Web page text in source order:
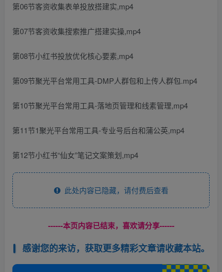
第06节客资收集表单投放搭建实,mp4
第07节客资收集搜索推广搭建实操,mp4
第08节小红书投放优化核心要素,mp4
第09节聚光平台常用工具-DMP人群包和上传人群包.mp4
第10节聚光平台常用工具-落地页管理和线素管理,mp4
第11节1聚光平台常用工具-专业号后台和蒲公英,mp4
第12节小红书“仙女”笔记文案策划,mp4
此处内容已隐藏，请付费后查看
------本页内容已结束，喜欢请分享------
感谢您的来访，获取更多精彩文章请收藏本站。